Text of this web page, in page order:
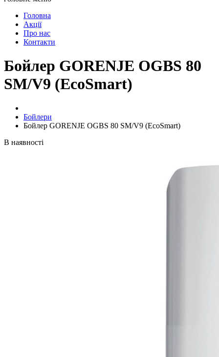
Головна
Акції
Про нас
Контакти
Бойлер GORENJE OGBS 80
SM/V9 (EcoSmart)
Бойлери
Бойлер GORENJE OGBS 80 SM/V9 (EcoSmart)
В наявності